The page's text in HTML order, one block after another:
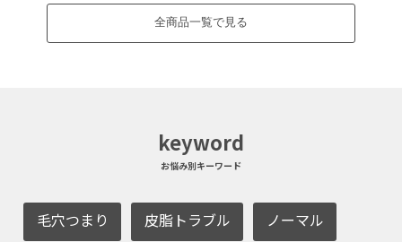
全商品一覧で見る
keyword
お悩み別キーワード
毛穴つまり 皮脂トラブル ノーマル